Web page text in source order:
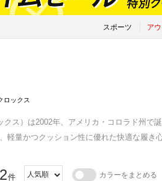
スポーツ ア
ロックス
クス）は2002年、アメリカ・コロラド州で
軽量かつクッション性に優れた快適な履き
件 カラーをまとめる